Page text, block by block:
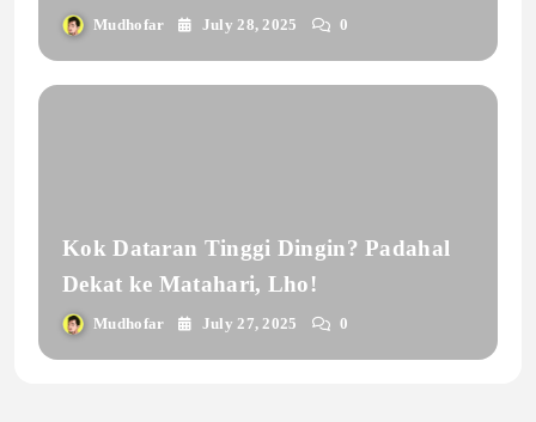
Mudhofar July 28, 2025 0
Kok Dataran Tinggi Dingin? Padahal
Dekat ke Matahari, Lho!
Mudhofar July 27, 2025 0